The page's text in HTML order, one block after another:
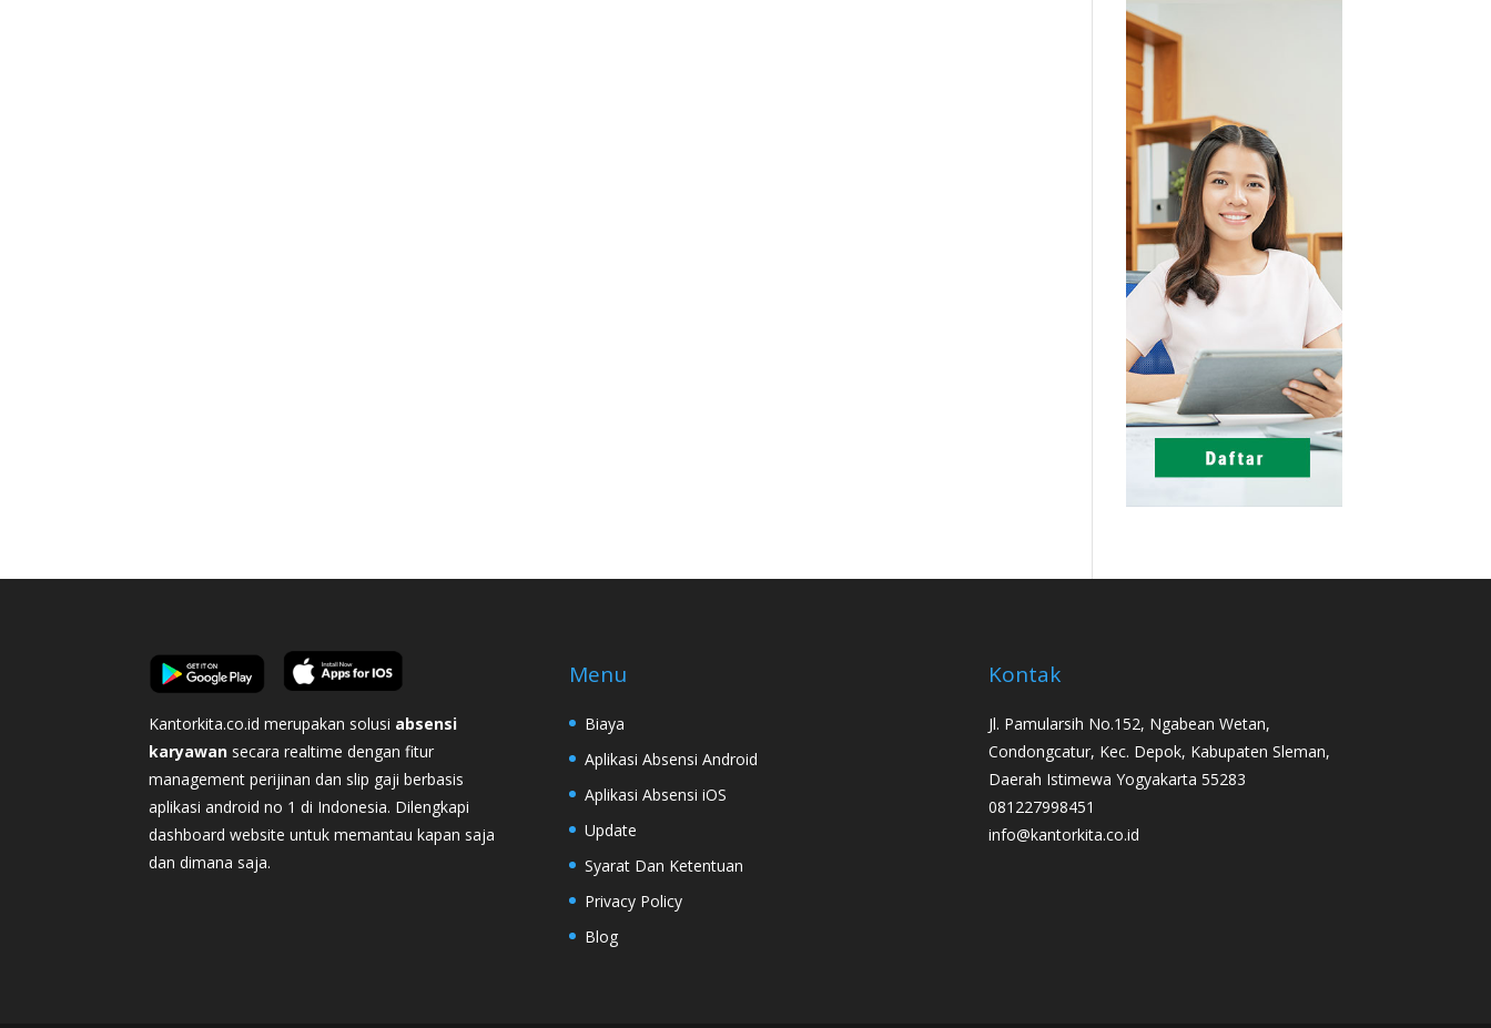
Kantorkita.co.id merupakan solusi absensi
karyawan secara realtime dengan fitur
management perijinan dan slip gaji berbasis
aplikasi android no 1 di Indonesia. Dilengkapi
dashboard website untuk memantau kapan saja
dan dimana saja.
Menu
Biaya
Aplikasi Absensi Android
Aplikasi Absensi iOS
Update
Syarat Dan Ketentuan
Privacy Policy
Blog
Kontak
Jl. Pamularsih No.152, Ngabean Wetan,
Condongcatur, Kec. Depok, Kabupaten Sleman,
Daerah Istimewa Yogyakarta 55283
081227998451
info@kantorkita.co.id